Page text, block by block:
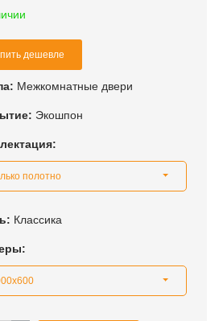
дешевле
Межкомнатные двери
Экошпон
полотно
Классика